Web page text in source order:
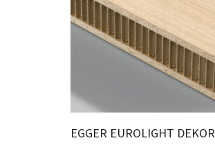
EGGER EUROLIGHT DEKOR